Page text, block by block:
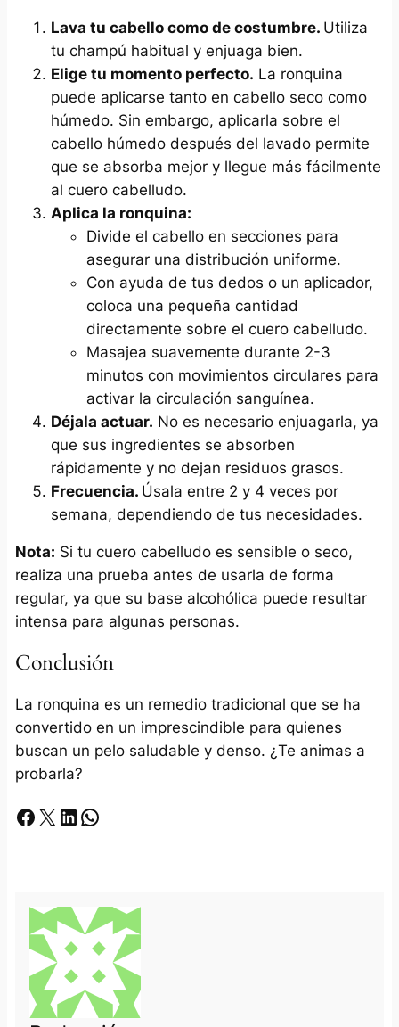
Lava tu cabello como de costumbre. Utiliza
tu champú habitual y enjuaga bien.
Elige tu momento perfecto. La ronquina
puede aplicarse tanto en cabello seco como
húmedo. Sin embargo, aplicarla sobre el
cabello húmedo después del lavado permite
que se absorba mejor y llegue más fácilmente
al cuero cabelludo.
Aplica la ronquina:
Divide el cabello en secciones para
asegurar una distribución uniforme.
Con ayuda de tus dedos o un aplicador,
coloca una pequeña cantidad
directamente sobre el cuero cabelludo.
Masajea suavemente durante 2-3
minutos con movimientos circulares para
activar la circulación sanguínea.
Déjala actuar. No es necesario enjuagarla, ya
que sus ingredientes se absorben
rápidamente y no dejan residuos grasos.
Frecuencia. Úsala entre 2 y 4 veces por
semana, dependiendo de tus necesidades.
Nota: Si tu cuero cabelludo es sensible o seco,
realiza una prueba antes de usarla de forma
regular, ya que su base alcohólica puede resultar
intensa para algunas personas.
Conclusión
La ronquina es un remedio tradicional que se ha
convertido en un imprescindible para quienes
buscan un pelo saludable y denso. ¿Te animas a
probarla?
Facebook X LinkedIn Whatsapp